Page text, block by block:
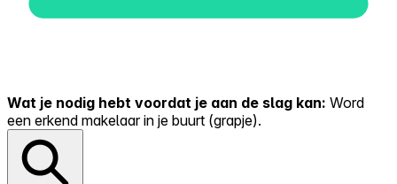
Wat je nodig hebt voordat je aan de slag kan: Word
een erkend makelaar in je buurt (grapje).